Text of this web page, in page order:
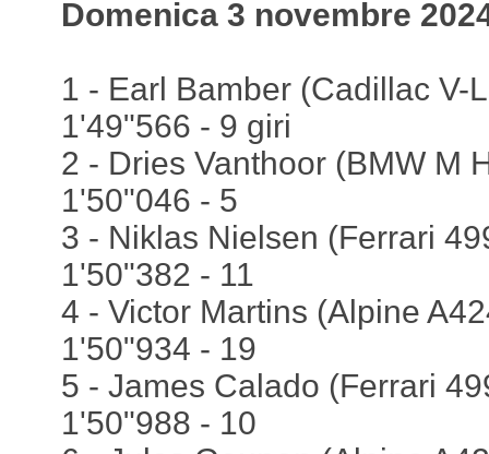
Domenica 3 novembre
1 - Earl Bamber (Cadillac V-
1'49"566 - 9 giri
2 - Dries Vanthoor (BMW M
1'50"046 - 5
3 - Niklas Nielsen (Ferrari
1'50"382 - 11
4 - Victor Martins (Alpine
1'50"934 - 19
5 - James Calado (Ferrari
1'50"988 - 10